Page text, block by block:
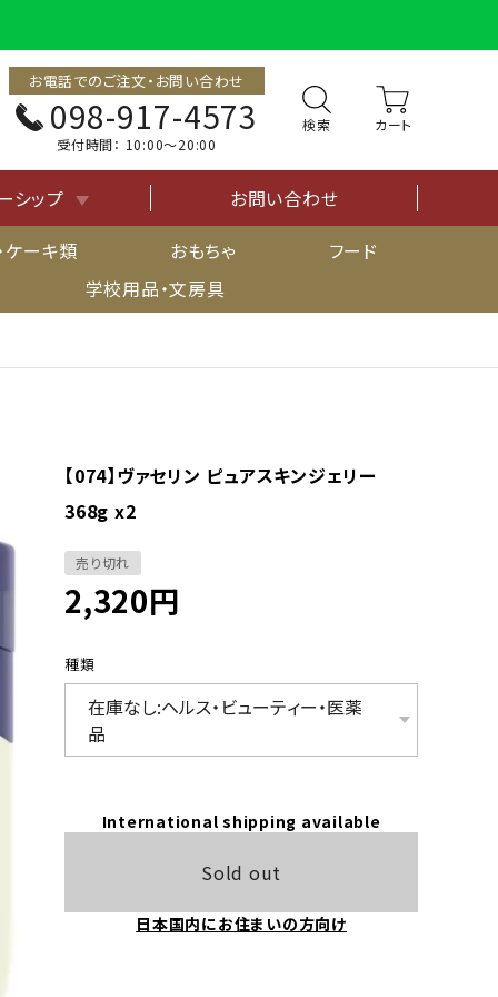
お電話でのご注文・お問い合わせ
098-917-4573
受付時間： 10:00〜20:00
検索
シップ
ついて
お問い合わせ
ケーキ類 おもちゃ
フード
学校用品・文房具
【074】ヴァセリン ピュアスキンジェリー
368g x2
売り切れ
2,320円
種類
International shipping available
Sold out
日本国内にお住まいの方向け